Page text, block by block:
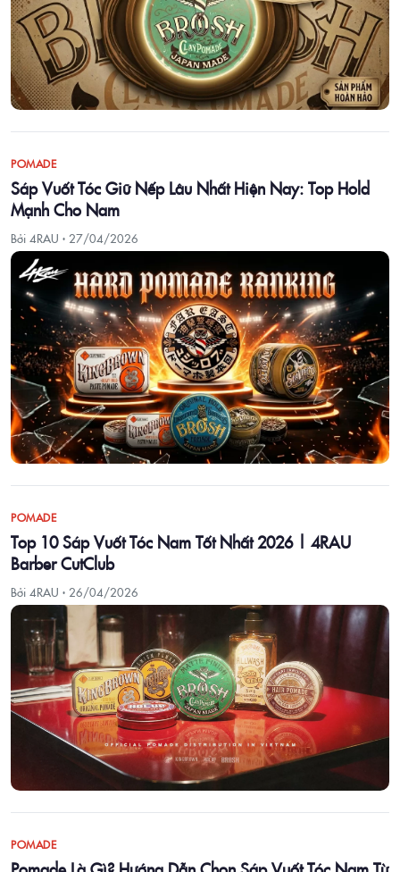
POMADE
Sáp Vuốt Tóc Giữ Nếp Lâu Nhất Hiện Nay: Top Hold
Mạnh Cho Nam
Bởi 4RAU · 27/04/2026
POMADE
Top 10 Sáp Vuốt Tóc Nam Tốt Nhất 2026 | 4RAU
Barber CutClub
Bởi 4RAU · 26/04/2026
POMADE